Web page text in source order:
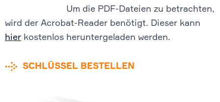
Um die PDF-Dateien zu betrachten,
wird der Acrobat-Reader benötigt. Dieser kann
hier kostenlos heruntergeladen werden.
SCHLÜSSEL BESTELLEN